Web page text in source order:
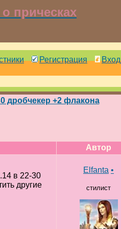
прическах
Регистрация Вход
дробчекер +2 флакона
Автор
в 22-30
другие
Elfanta •
стилист